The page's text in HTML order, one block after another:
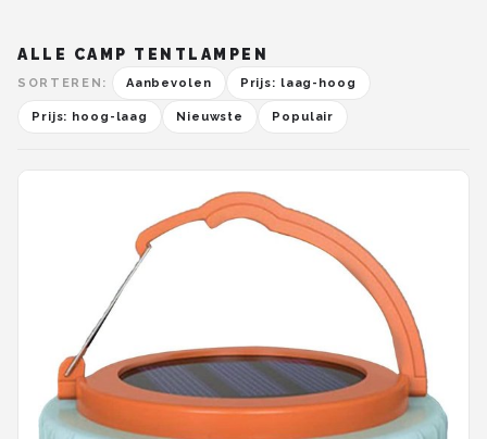
ALLE CAMP TENTLAMPEN
SORTEREN: Aanbevolen Prijs: laag-hoog
Prijs: hoog-laag Nieuwste Populair